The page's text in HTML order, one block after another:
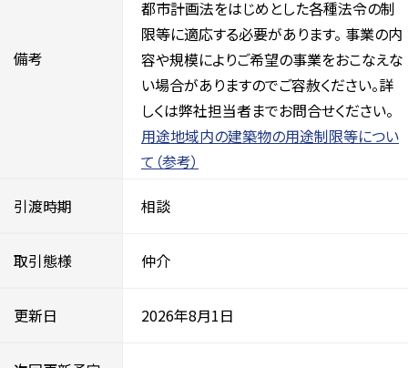
備考
都市計画法をはじめとした各種法令の制
限等に適応する必要があります。 事業の内
容や規模によりご希望の事業をおこなえな
い場合がありますのでご容赦ください。詳
しくは弊社担当者までお問合せください。
用途地域内の建築物の用途制限等につい
て（参考）
引渡時期 相談
取引態様 仲介
更新日 2026年8月1日